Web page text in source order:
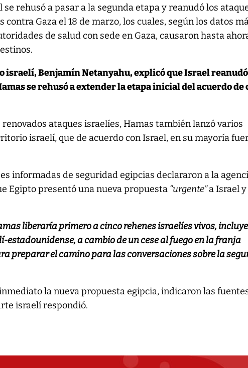
se rehusó a pasar a la segunda etapa y reanudó los
Gaza el 18 de marzo, los cuales, según los datos
de salud con sede en Gaza, causaron hasta
Benjamín Netanyahu, explicó que Israel
se rehusó a extender la etapa inicial del acuerdo de
ataques israelíes, Hamas también lanzó varios
israelí, que de acuerdo con Israel, en su mayoría
informadas de seguridad egipcias declararon a la
Egipto presentó una nueva propuesta “urgente”a Israel y
liberaría primero a cinco rehenes israelíes vivos,
estadounidense, a cambio de un cese al fuego en la franja
preparar el camino para las conversaciones sobre la
la nueva propuesta egipcia, indicaron las
israelí respondió.